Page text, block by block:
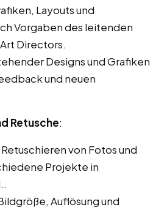
Layouts und
Vorgaben des leitenden
Directors.
Designs und Grafiken
und neuen
Retusche:
von Fotos und
Projekte in
Auflösung und